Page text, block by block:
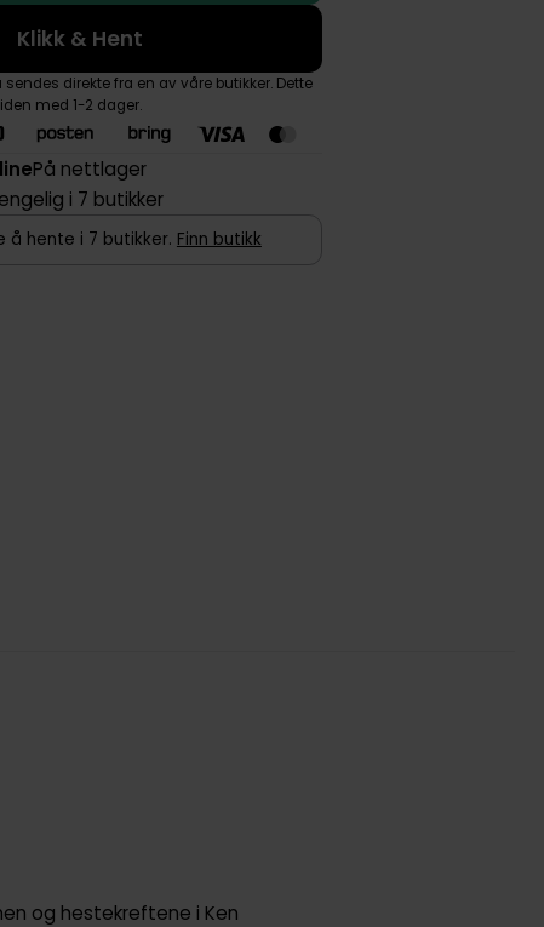
Klikk & Hent
direkte fra en av våre butikker. Dette
med 1-2 dager.
På nettlager
i 7 butikker
å hente i 7 butikker. Finn butikk
og hestekreftene i Ken